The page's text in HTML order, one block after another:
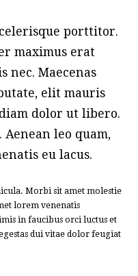
porttitor.
maximus erat
nec. Maecenas
elit mauris
dolor ut libero.
leo quam,
eu lacus.
Morbi sit amet molestie
lorem venenatis
in faucibus orci luctus et
dui vitae dolor feugiat